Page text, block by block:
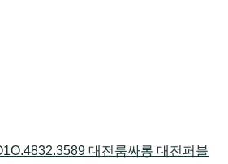
대전룸싸롱 대전퍼블